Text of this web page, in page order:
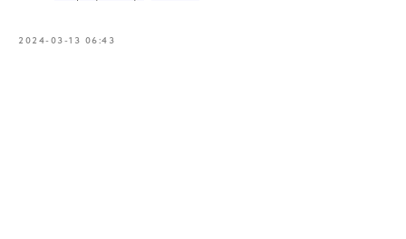
2024-03-13 06:43